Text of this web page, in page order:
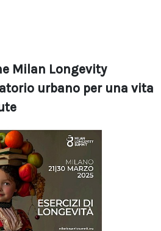
Milan Longevity
urbano per una vita